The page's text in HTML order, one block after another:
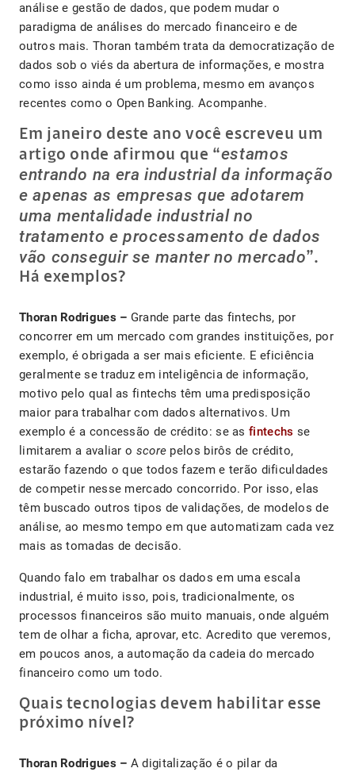
análise e gestão de dados, que podem mudar o
paradigma de análises do mercado financeiro e de
outros mais. Thoran também trata da democratização de
dados sob o viés da abertura de informações, e mostra
como isso ainda é um problema, mesmo em avanços
recentes como o Open Banking. Acompanhe.
Em janeiro deste ano você escreveu um
artigo onde afirmou que “estamos
entrando na era industrial da informação
e apenas as empresas que adotarem
uma mentalidade industrial no
tratamento e processamento de dados
vão conseguir se manter no mercado”.
Há exemplos?
Thoran Rodrigues – Grande parte das fintechs, por
concorrer em um mercado com grandes instituições, por
exemplo, é obrigada a ser mais eficiente. E eficiência
geralmente se traduz em inteligência de informação,
motivo pelo qual as fintechs têm uma predisposição
maior para trabalhar com dados alternativos. Um
exemplo é a concessão de crédito: se as fintechs se
limitarem a avaliar o score pelos birôs de crédito,
estarão fazendo o que todos fazem e terão dificuldades
de competir nesse mercado concorrido. Por isso, elas
têm buscado outros tipos de validações, de modelos de
análise, ao mesmo tempo em que automatizam cada vez
mais as tomadas de decisão.
Quando falo em trabalhar os dados em uma escala
industrial, é muito isso, pois, tradicionalmente, os
processos financeiros são muito manuais, onde alguém
tem de olhar a ficha, aprovar, etc. Acredito que veremos,
em poucos anos, a automação da cadeia do mercado
financeiro como um todo.
Quais tecnologias devem habilitar esse
próximo nível?
Thoran Rodrigues – A digitalização é o pilar da